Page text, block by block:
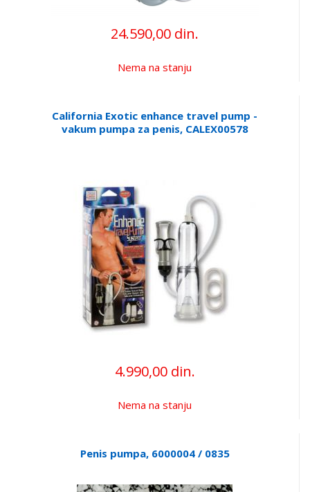
24.590,00 din.
Nema na stanju
California Exotic enhance travel pump -
vakum pumpa za penis, CALEX00578
4.990,00 din.
Nema na stanju
Penis pumpa, 6000004 / 0835